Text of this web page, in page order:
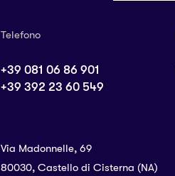
Telefono
+39 081 06 86 901
+39 392 23 60 549
Via Madonnelle, 69
80030, Castello di Cisterna (NA)